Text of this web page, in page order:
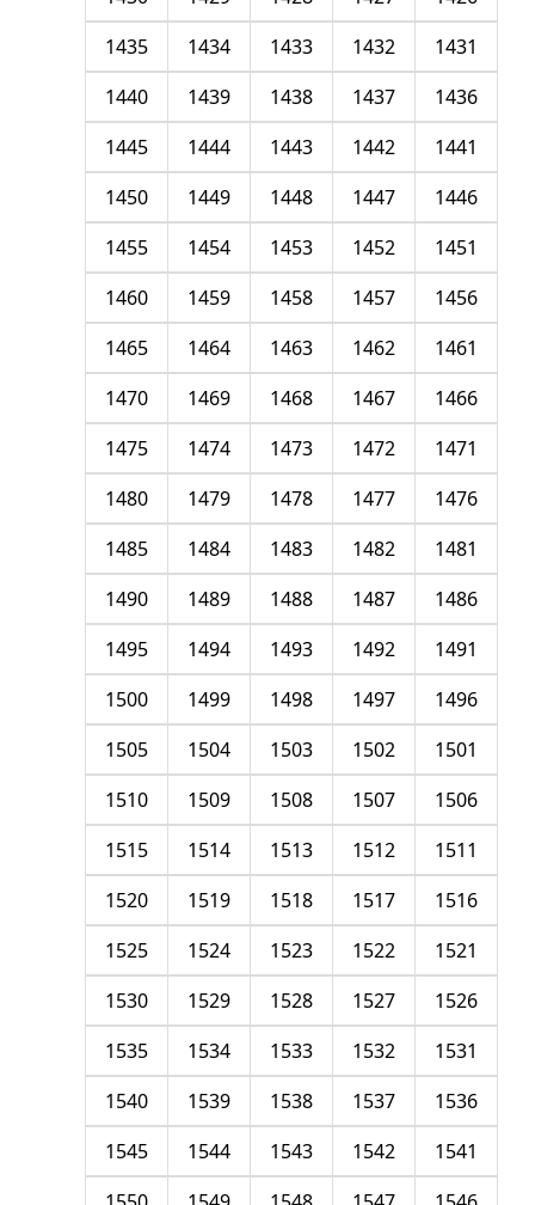
1431
1432
1433
1434
1435
1436
1437
1438
1439
1440
1441
1442
1443
1444
1445
1446
1447
1448
1449
1450
1451
1452
1453
1454
1455
1456
1457
1458
1459
1460
1461
1462
1463
1464
1465
1466
1467
1468
1469
1470
1471
1472
1473
1474
1475
1476
1477
1478
1479
1480
1481
1482
1483
1484
1485
1486
1487
1488
1489
1490
1491
1492
1493
1494
1495
1496
1497
1498
1499
1500
1501
1502
1503
1504
1505
1506
1507
1508
1509
1510
1511
1512
1513
1514
1515
1516
1517
1518
1519
1520
1521
1522
1523
1524
1525
1526
1527
1528
1529
1530
1531
1532
1533
1534
1535
1536
1537
1538
1539
1540
1541
1542
1543
1544
1545